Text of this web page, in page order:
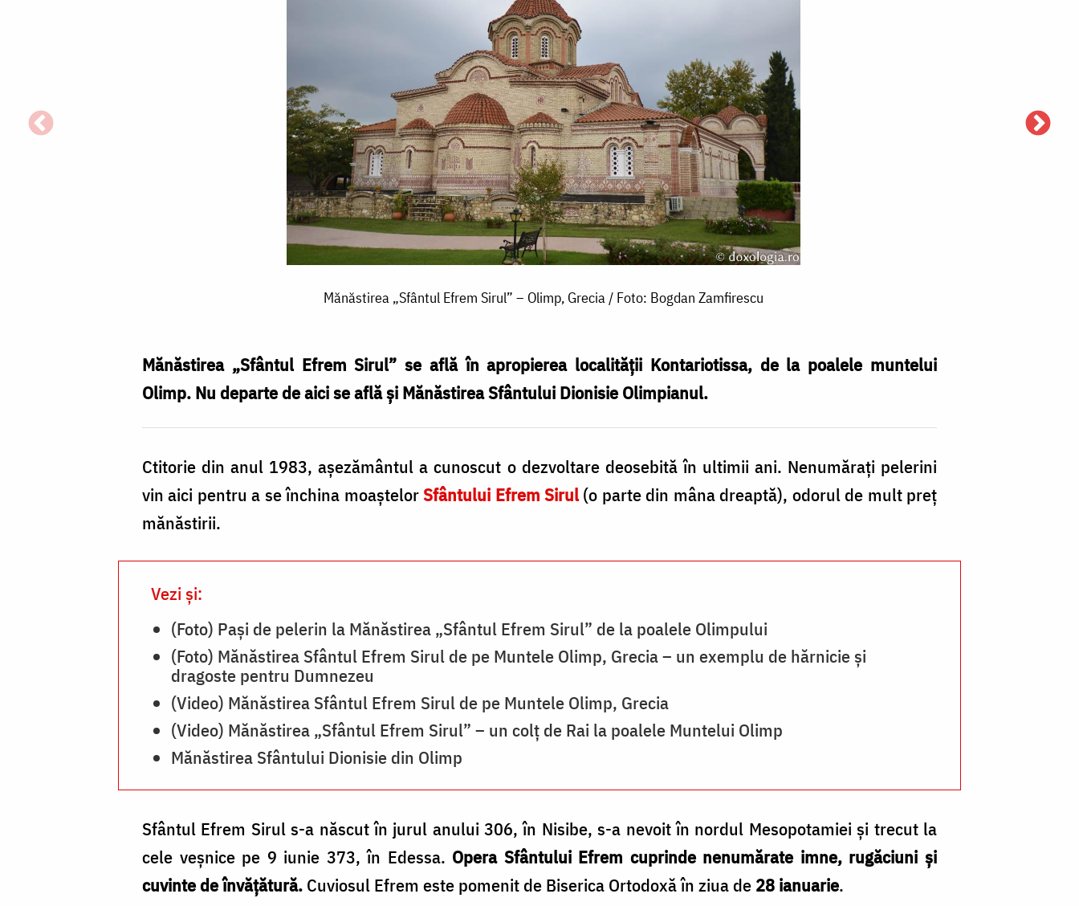
Mănăstirea „Sfântul Efrem Sirul” – Olimp, Grecia / Foto: Bogdan Zamfirescu
Mănăstirea „Sfântul Efrem Sirul” se află în apropierea localităţii Kontariotissa, de la poalele muntelui
Olimp. Nu departe de aici se află şi Mănăstirea Sfântului Dionisie Olimpianul.
Ctitorie din anul 1983, aşezământul a cunoscut o dezvoltare deosebită în ultimii ani. Nenumăraţi pelerini
vin aici pentru a se închina moaştelorSfântului Efrem Sirul (o parte din mâna dreaptă), odorul de mult preţ
mănăstirii.
Vezi și:
(Foto) Pași de pelerin la Mănăstirea „Sfântul Efrem Sirul” de la poalele Olimpului
(Foto) Mănăstirea Sfântul Efrem Sirul de pe Muntele Olimp, Grecia – un exemplu de hărnicie și
dragoste pentru Dumnezeu
(Video) Mănăstirea Sfântul Efrem Sirul de pe Muntele Olimp, Grecia
(Video) Mănăstirea „Sfântul Efrem Sirul” – un colţ de Rai la poalele Muntelui Olimp
Mănăstirea Sfântului Dionisie din Olimp
Sfântul Efrem Sirul s-a născut în jurul anului 306, în Nisibe, s-a nevoit în nordul Mesopotamiei şi trecut la
cele veşnice pe 9 iunie 373, în Edessa. Opera Sfântului Efrem cuprinde nenumărate imne, rugăciuni şi
cuvinte de învăţătură. Cuviosul Efrem este pomenit de Biserica Ortodoxă în ziua de 28 ianuarie.